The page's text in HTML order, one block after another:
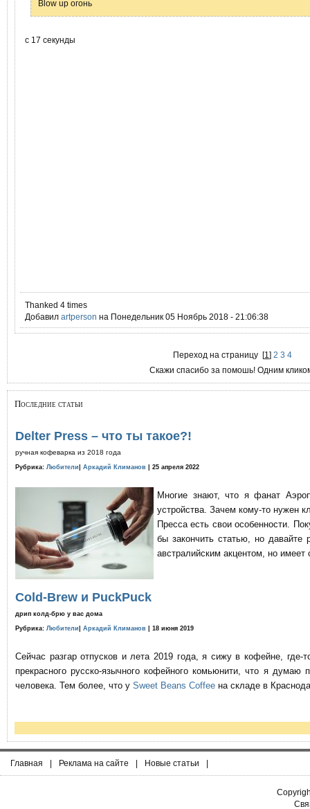
Blow up огонь
с 17 секунды
Thanked 4 times
Добавил artperson на Понедельник 05 Ноябрь 2018 - 21:06:38
Переход на страницу [1 ] 2 3 4
Скажи спасибо за помошь! Одним
Последние статьи
Delter Press – что ты такое?!
ручная кофеварка из 2018 года
Рубрика: Любители Аркадий Климанов | 25 апреля 2022
Многие знают, что я фанат
устройства. Зачем кому-то нужен
Пресса есть свои особенности.
бы закончить статью, но давайте
австралийским акцентом, но имеет
Cold-Brew и PuckPuck
дрип колд-брю у вас дома
Рубрика: Любители Аркадий Климанов | 18 июня 2019
Сейчас разгар отпусков и лета 2019 года, я сижу в кофейне,
прекрасного русско-язычного кофейного комьюнити, что я
человека. Тем более, что у Sweet Beans Coffee на складе в
Главная | Реклама на сайте | Новые статьи |